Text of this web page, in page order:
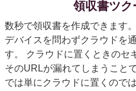
領収書ツク
数秒で領収書を作成できます
デバイスを問わずクラウドを
す。 クラウドに置くときのセ
そのURLが漏れてしまうこと
では単にクラウドに置くので